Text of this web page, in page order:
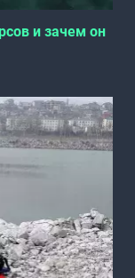
и зачем он